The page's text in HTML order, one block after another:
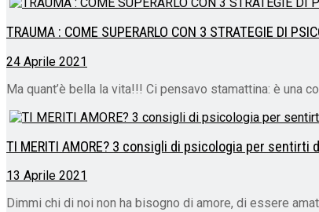
TRAUMA : COME SUPERARLO CON 3 STRATEGIE DI
24 Aprile 2021
Ma quant’è bella la vita!!! Ci pensavo stamattina: è una
TI MERITI AMORE? 3 consigli di psicologia per sentirti
13 Aprile 2021
Dimmi chi di noi non ha bisogno di amore, di essere